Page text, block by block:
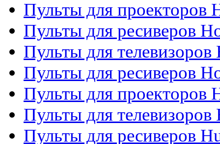
Пульты для проекторов
Пульты для ресиверов
Пульты для
Пульты для ресиверов
Пульты для проекторов
Пульты для телевизоров
Пульты для ресиверов